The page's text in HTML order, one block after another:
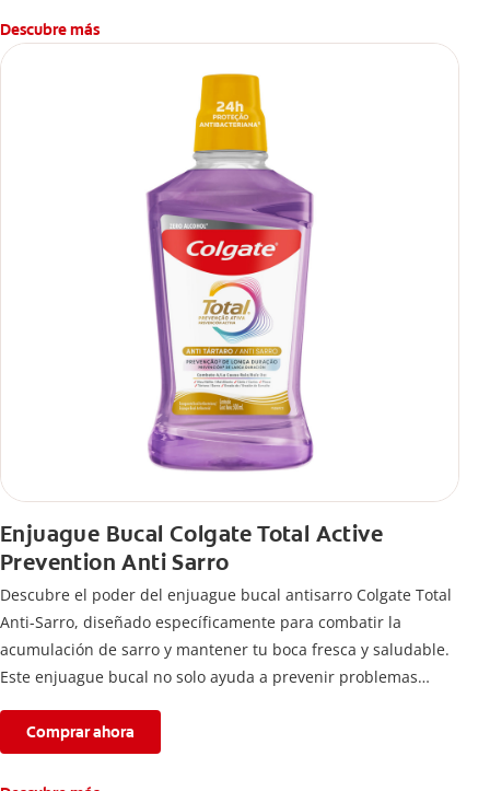
Descubre más
Enjuague Bucal Colgate Total Active
Prevention Anti Sarro
Descubre el poder del enjuague bucal antisarro Colgate Total
Anti-Sarro, diseñado específicamente para combatir la
acumulación de sarro y mantener tu boca fresca y saludable.
Este enjuague bucal no solo ayuda a prevenir problemas
Comprar ahora